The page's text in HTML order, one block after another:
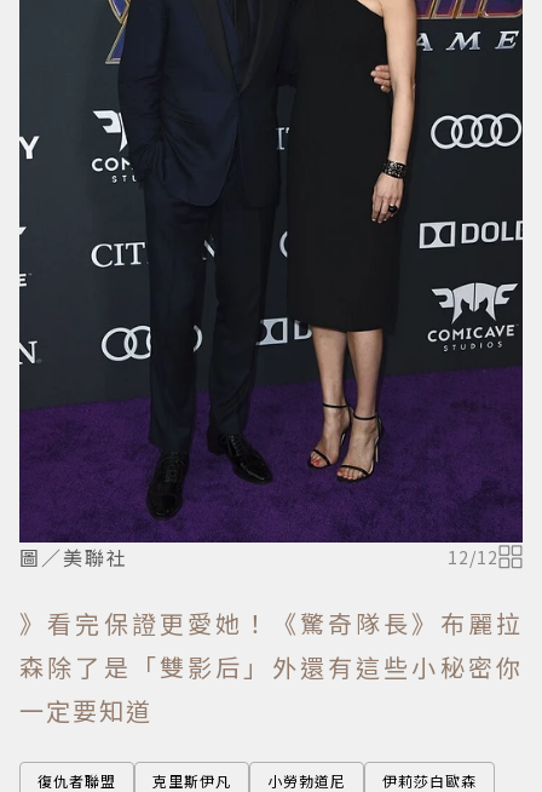
圖／美聯社 12/12
》看完保證更愛她！《驚奇隊長》布麗拉
森除了是「雙影后」外還有這些小秘密你
一定要知道
復仇者聯盟 克里斯伊凡 小勞勃道尼
伊莉莎白歐森